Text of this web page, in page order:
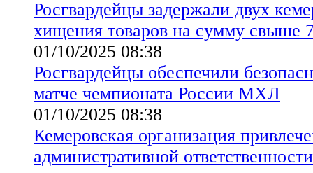
Росгвардейцы задержали двух
хищения товаров на сумму свыше
01/10/2025 08:38
Росгвардейцы обеспечили
матче чемпионата России МХЛ
01/10/2025 08:38
Кемеровская организация
административной